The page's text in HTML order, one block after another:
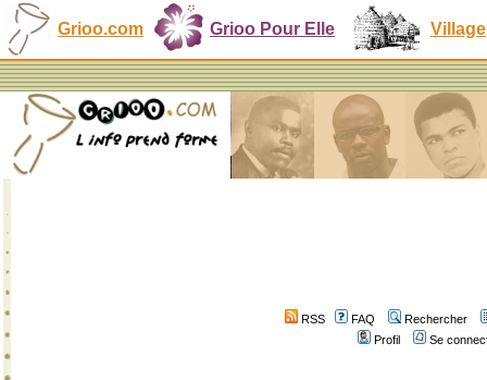
Grioo.com Grioo Pour Elle Village
RSS FAQ
Rechercher
Profil
Se